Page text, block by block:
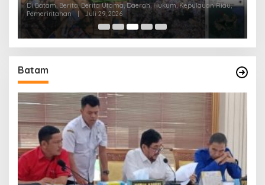
Di Batam, Berita, Berita Utama, Daerah, Hukum, Kepulauan Riau,
Pemerintahan
| Juli 29, 2026
Batam